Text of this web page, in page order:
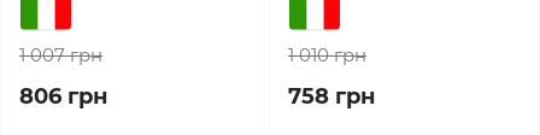
1 007 грн
806 грн
1 010 грн
758 грн